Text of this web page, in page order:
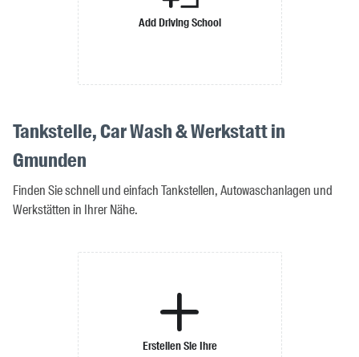
Add Driving School
Tankstelle, Car Wash & Werkstatt in
Gmunden
Finden Sie schnell und einfach Tankstellen, Autowaschanlagen und
Werkstätten in Ihrer Nähe.
Erstellen Sie Ihre